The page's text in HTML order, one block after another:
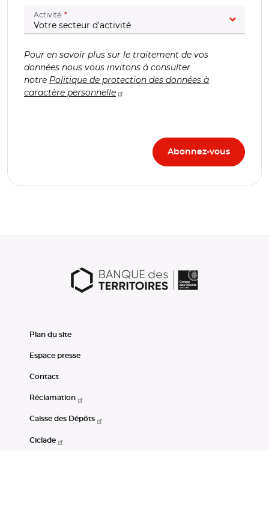
Activité (champ obligatoire)
Pour en savoir plus sur le traitement de vos
données nous vous invitons à consulter
notre Politique de protection des données à
caractère personnelle
Plan du site
Espace presse
Contact
Réclamation
Caisse des Dépôts
Ciclade